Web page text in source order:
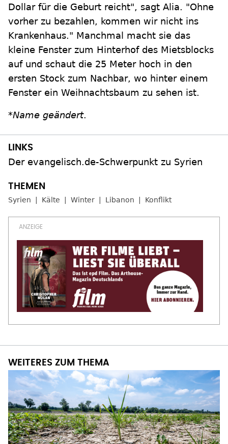
Dollar für die Geburt reicht", sagt Alia. "Ohne
vorher zu bezahlen, kommen wir nicht ins
Krankenhaus." Manchmal macht sie das
kleine Fenster zum Hinterhof des Mietsblocks
auf und schaut die 25 Meter hoch in den
ersten Stock zum Nachbar, wo hinter einem
Fenster ein Weihnachtsbaum zu sehen ist.
*Name geändert.
Der evangelisch.de-Schwerpunkt zu Syrien
Syrien Kälte Winter Libanon Konflikt